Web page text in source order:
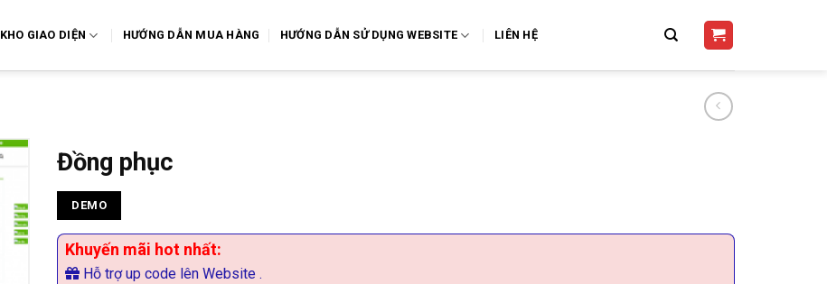
KHO GIAO DIỆN HƯỚNG DẪN MUA HÀNG HƯỚNG DẪN SỬ DỤNG WEBSITE LIÊN HỆ
Đồng phục
DEMO
Khuyến mãi hot nhất:
Hỗ trợ up code lên Website .